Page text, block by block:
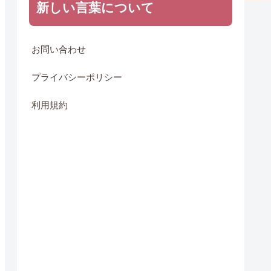
新しい言葉について
お問い合わせ
プライバシーポリシー
利用規約